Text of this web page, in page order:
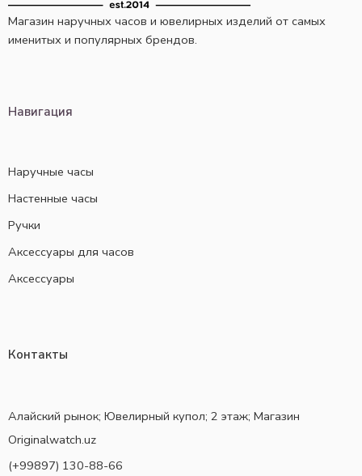
Магазин наручных часов и ювелирных изделий от самых
именитых и популярных брендов.
Навигация
Наручные часы
Настенные часы
Ручки
Аксессуары для часов
Аксессуары
Контакты
Алайский рынок; Ювелирный купол; 2 этаж; Магазин
Originalwatch.uz
(+99897) 130-88-66